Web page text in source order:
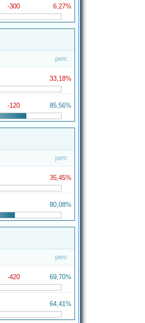
-300 6,27%
perc
33,18%
-120 85,56%
perc
35,45%
80,08%
perc
-420 69,70%
64,41%